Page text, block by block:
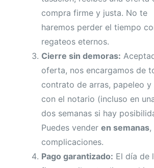
compra firme y justa. No te
haremos perder el tiempo
regateos eternos.
Cierre sin demoras:
oferta, nos encargamos de
contrato de arras, papeleo y
con el notario (incluso en
dos semanas si hay
Puedes vender en semanas,
complicaciones.
Pago garantizado: El día de